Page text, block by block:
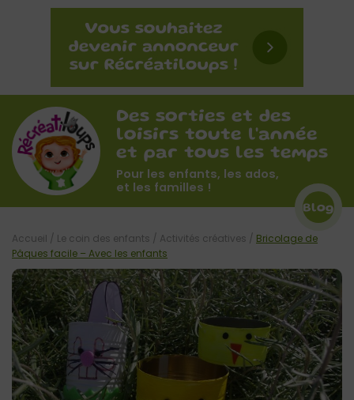
Des sorties et des
loisirs toute l'année
et par tous les temps
Pour les enfants, les ados,
et les familles !
Blog
Accueil / Le coin des enfants / Activités créatives / Bricolage de
Pâques facile – Avec les enfants